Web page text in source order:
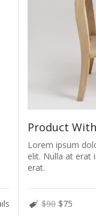
Product
Lorem ipsum
elit. Nulla at erat
erat.
$90 $75